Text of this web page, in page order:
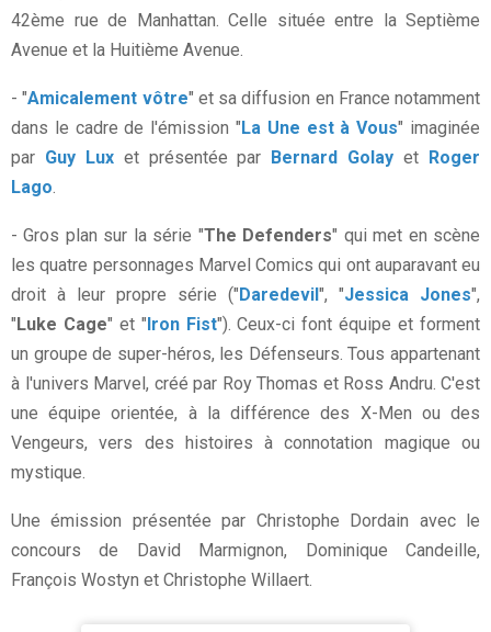
42ème rue de Manhattan. Celle située entre la Septième
Avenue et la Huitième Avenue.
- "Amicalement vôtre" et sa diffusion en France notamment
dans le cadre de l'émission "La Une est à Vous" imaginée
par Guy Luxet présentée par Bernard Golay et Roger
Lago.
- Gros plan sur la série "The Defenders" qui met en scène
les quatre personnages Marvel Comics qui ont auparavant eu
droit à leur propre série ("Daredevil", "Jessica Jones",
"Luke Cage" et "Iron Fist"). Ceux-ci font équipe et forment
un groupe de super-héros, les Défenseurs. Tous appartenant
à l'univers Marvel, créé par Roy Thomas et Ross Andru. C'est
une équipe orientée, à la différence des X-Men ou des
Vengeurs, vers des histoires à connotation magique ou
mystique.
Une émission présentée par Christophe Dordain avec le
concours de David Marmignon, Dominique Candeille,
François Wostyn et Christophe Willaert.